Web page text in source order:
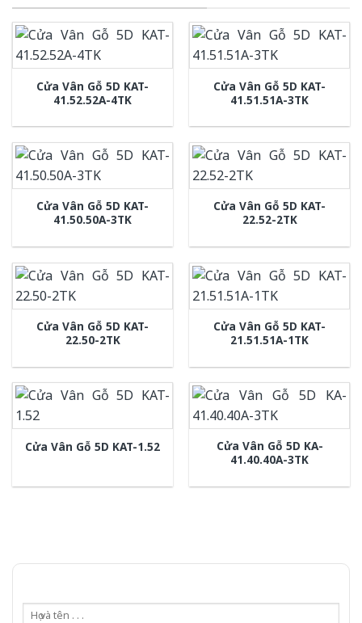
Cửa Vân Gỗ 5D KAT-
41.52.52A-4TK
Cửa Vân Gỗ 5D KAT-
41.51.51A-3TK
Cửa Vân Gỗ 5D KAT-
41.50.50A-3TK
Cửa Vân Gỗ 5D KAT-
22.52-2TK
Cửa Vân Gỗ 5D KAT-
22.50-2TK
Cửa Vân Gỗ 5D KAT-
21.51.51A-1TK
Cửa Vân Gỗ 5D KAT-1.52
Cửa Vân Gỗ 5D KA-
41.40.40A-3TK